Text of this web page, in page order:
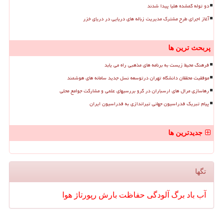
دو توله گمشده هلیا پیدا شدند
آغاز اجرای طرح مشترک مدیریت زباله های دریایی در دریای خزر
پربحث ترین ها
فرهنگ محیط زیست به برنامه های مذهبی راه می یابد
موفقیت محققان دانشگاه تهران درتوسعه نسل جدید سامانه های هوشمند
رهاسازی مرال های ارسباران در گرو بررسیهای علمی و مشارکت جوامع محلی
پیام تبریک فدراسیون جهانی تیراندازی به فدراسیون ایران
جدیدترین ها
تگها
آب باد برگ آلودگی حفاظت بارش رپورتاژ هوا